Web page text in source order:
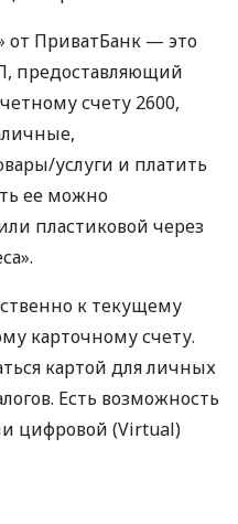
от ПриватБанк — это
предоставляющий
счету 2600,
услуги и платить
ее можно
пластиковой через
к текущему
карточному счету.
картой для личных
Есть возможность
цифровой (Virtual)